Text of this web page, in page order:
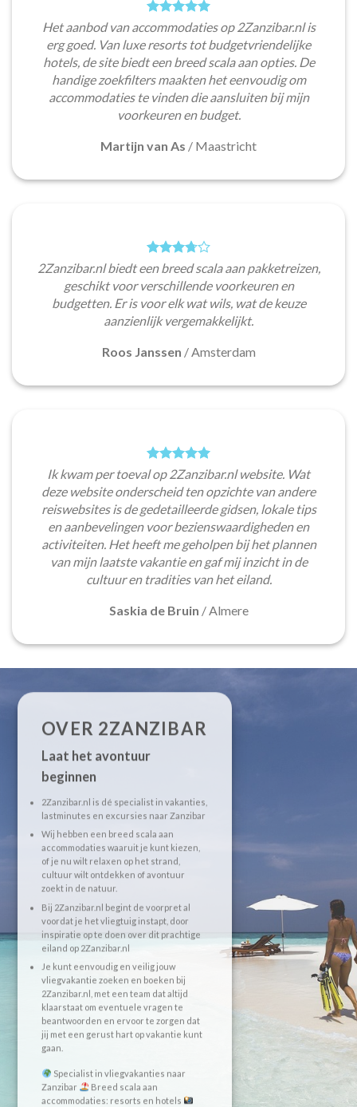
Het aanbod van accommodaties op 2Zanzibar.nl is
erg goed. Van luxe resorts tot budgetvriendelijke
hotels, de site biedt een breed scala aan opties. De
handige zoekfilters maakten het eenvoudig om
accommodaties te vinden die aansluiten bij mijn
voorkeuren en budget.
Martijn van As / Maastricht
2Zanzibar.nl biedt een breed scala aan pakketreizen,
geschikt voor verschillende voorkeuren en
budgetten. Er is voor elk wat wils, wat de keuze
aanzienlijk vergemakkelijkt.
Roos Janssen /Amsterdam
Ik kwam per toeval op 2Zanzibar.nl website. Wat
deze website onderscheid ten opzichte van andere
reiswebsites is de gedetailleerde gidsen, lokale tips
en aanbevelingen voor bezienswaardigheden en
activiteiten. Het heeft me geholpen bij het plannen
van mijn laatste vakantie en gaf mij inzicht in de
cultuur en tradities van het eiland.
Saskia de Bruin /Almere
OVER 2ZANZIBAR
Laat het avontuur
beginnen
2Zanzibar.nl is dé specialist in vakanties,
lastminutes en excursies naar Zanzibar
Wij hebben een breed scala aan
accommodaties waaruit je kunt kiezen,
of je nu wilt relaxen op het strand,
cultuur wilt ontdekken of avontuur
zoekt in de natuur.
Bij 2Zanzibar.nl begint de voorpret al
voordat je het vliegtuig instapt, door
inspiratie op te doen over dit prachtige
eiland op 2Zanzibar.nl
Je kunt eenvoudig en veilig jouw
vliegvakantie zoeken en boeken bij
2Zanzibar.nl, met een team dat altijd
klaarstaat om eventuele vragen te
beantwoorden en ervoor te zorgen dat
jij met een gerust hart op vakantie kunt
gaan.
Specialist in vliegvakanties naar
Zanzibar
Breed scala aan
accommodaties: resorts en hotels